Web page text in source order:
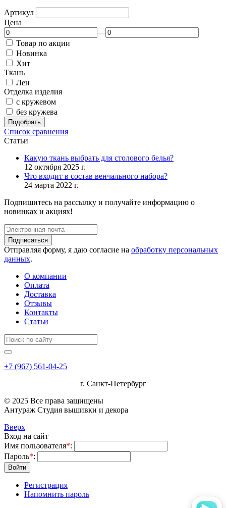
Артикул
Цена
—
Товар по акции
Новинка
Хит
Ткань
Лен
Отделка изделия
с кружевом
без кружева
Подобрать
Список сравнения
Статьи
Какую ткань выбрать для столового белья?
12 октября 2025 г.
Что входит в состав венчального набора?
24 марта 2022 г.
Подпишитесь на рассылку и получайте информацию о
новинках и акциях!
Подписаться
Отправляя форму, я даю согласие на обработку персональных
данных.
О компании
Оплата
Доставка
Отзывы
Контакты
Статьи
+7 (967) 561-04-25
г. Санкт-Петербург
© 2025 Все права защищены
Антураж Студия вышивки и декора
Вверх
Вход на сайт
Имя пользователя*:
Пароль*:
Войти
Регистрация
Напомнить пароль